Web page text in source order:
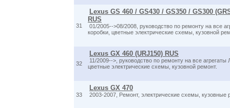
31
Lexus GS 460 / GS430 / GS350 / GS300
RUS
01/2005-->08/2008, руководство по ремонту на все
коробки, цветные электрические схемы, кузовной
32
Lexus GX 460 (URJ150) RUS
11/2009-->, руководство по ремонту на все агрегаты
цветные электрические схемы, кузовной ремонт.
33
Lexus GX 470
2003-2007, Ремонт, электрические схемы, кузовные